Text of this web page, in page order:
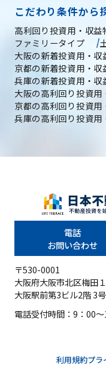
こだわり条件から
高利回り投資用・収益
ファミリータイプ
大阪の新着投資用・収
京都の新着投資用・収
兵庫の新着投資用・収
大阪の高利回り投資用
京都の高利回り投資用
兵庫の高利回り投資用
電話
お問い合わせ
〒530-0001
大阪府大阪市北区梅田
大阪駅前第3ビル2階 3
電話受付時間：9：00～
利用規約プラ